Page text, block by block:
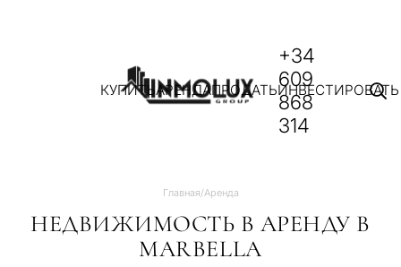
КУПИТЬАРЕНДАПРОДАТЬИНВЕСТИРОВАТЬ
+34
609
868
314
Главная/Аренда
НЕДВИЖИМОСТЬ В АРЕНДУ В
MARBELLA